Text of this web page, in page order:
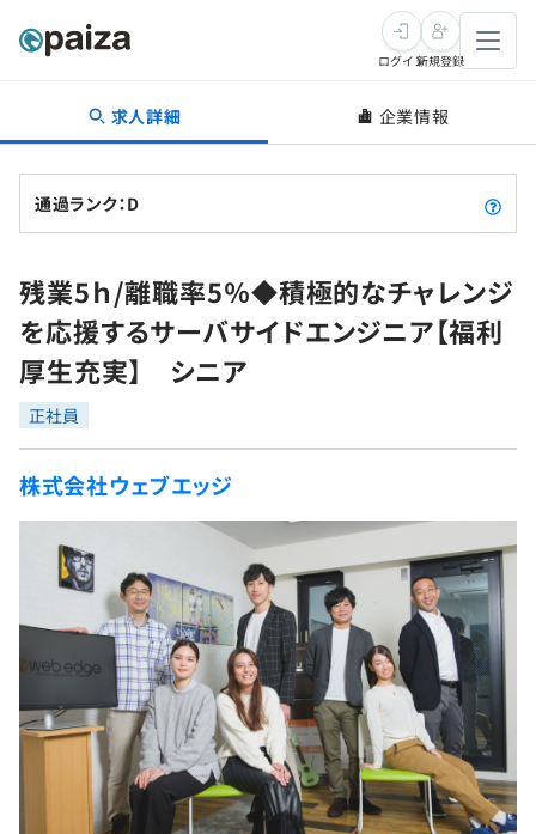
転職・キャリア
転職成功ガイド
転職エージェント
インタビュー
転職成功ガイド
新卒就活
求人検索
本選考
インターン
新卒エージェント
イベント・セミナー
インタビュー
就活成功ガイド
学習
問題集
4択課題
リファレンス
プラン
個人向けプラン
法人向けプラン
プログラミング言語
再チャレンジ結果一覧
ゲーム・マンガ
Tech Team Journal
paiza times
paizaとは？
ログイン新規登録
求人詳細 企業情報
通過ランク：D
残業5ｈ/離職率5％◆積極的なチャレンジ
を応援するサーバサイドエンジニア【福利
厚生充実】 シニア
正社員
株式会社ウェブエッジ